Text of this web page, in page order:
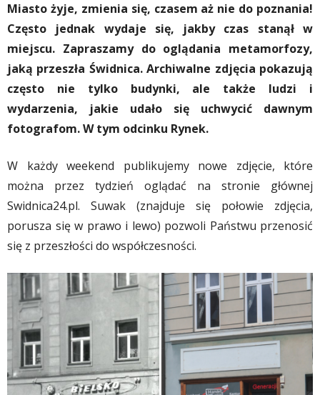
Miasto żyje, zmienia się, czasem aż nie do poznania!
Często jednak wydaje się, jakby czas stanął w
miejscu. Zapraszamy do oglądania metamorfozy,
jaką przeszła Świdnica. Archiwalne zdjęcia pokazują
często nie tylko budynki, ale także ludzi i
wydarzenia, jakie udało się uchwycić dawnym
fotografom. W tym odcinku Rynek.
W każdy weekend publikujemy nowe zdjęcie, które
można przez tydzień oglądać na stronie głównej
Swidnica24.pl. Suwak (znajduje się połowie zdjęcia,
porusza się w prawo i lewo) pozwoli Państwu przenosić
się z przeszłości do współczesności.